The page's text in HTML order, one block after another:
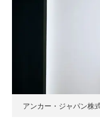
アンカー・ジャパン株